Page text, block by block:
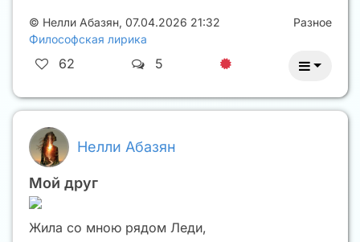
© Нелли Абазян, 07.04.2026 21:32
Философская лирика
Разное
62 5
Нелли Абазян
Мой друг
Жила со мною рядом Леди,